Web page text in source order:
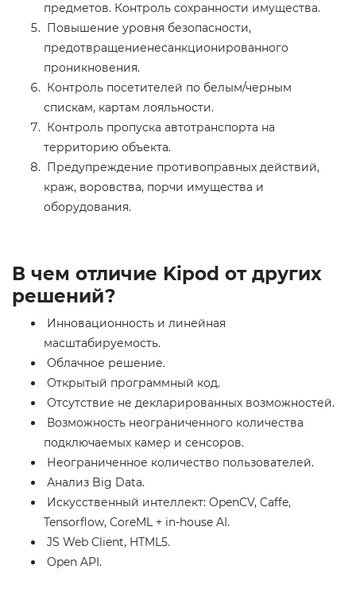
предметов. Контроль сохранности имущества.
Повышение уровня безопасности,
предотвращениенесанкционированного
проникновения.
Контроль посетителей по белым/черным
спискам, картам лояльности.
Контроль пропуска автотранспорта на
территорию объекта.
Предупреждение противоправных действий,
краж, воровства, порчи имущества и
оборудования.
В чем отличие Kipod от других
решений?
Инновационность и линейная
масштабируемость.
Облачное решение.
Открытый программный код.
Отсутствие не декларированных возможностей.
Возможность неограниченного количества
подключаемых камер и сенсоров.
Неограниченное количество пользователей.
Анализ Big Data.
Искусственный интеллект: OpenCV, Caffe,
Tensorflow, CoreML + in-house AI.
JS Web Client, HTML5.
Open API.